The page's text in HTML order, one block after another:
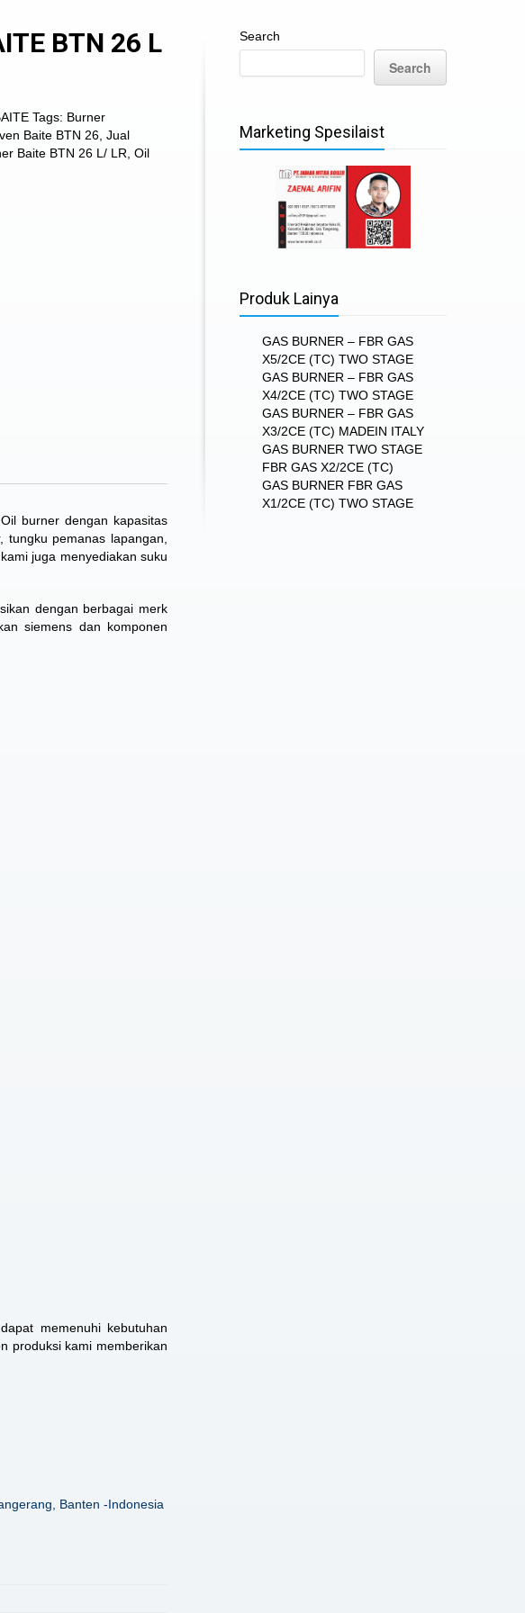
BTN 26 L
Tags: Burner
Baite BTN 26 ,Jual
Baite BTN 26 L/ LR ,Oil
burner dengan kapasitas
pemanas lapangan,
juga menyediakan suku
dengan berbagai merk
siemens dan komponen
memenuhi kebutuhan
produksi kami memberikan
Banten -Indonesia
Search
Search
Marketing Spesilaist
Produk Lainya
GAS BURNER – FBR GAS
X5/2CE (TC) TWO STAGE
GAS BURNER – FBR GAS
X4/2CE (TC) TWO STAGE
GAS BURNER – FBR GAS
X3/2CE (TC) MADEIN ITALY
GAS BURNER TWO STAGE
FBR GAS X2/2CE (TC)
GAS BURNER FBR GAS
X1/2CE (TC) TWO STAGE